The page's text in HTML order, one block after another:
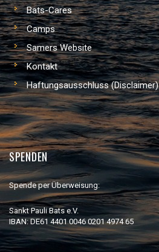
Bats-Cares
Camps
Samers Website
Kontakt
Haftungsausschluss (Disclaimer)
SPENDEN
Spende per Überweisung:
Sankt Pauli Bats e.V.
IBAN: DE61 4401 0046 0201 4974 65